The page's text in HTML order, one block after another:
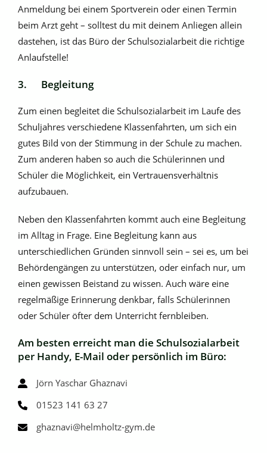
Anmeldung bei einem Sportverein oder einen Termin
beim Arzt geht – solltest du mit deinem Anliegen allein
dastehen, ist das Büro der Schulsozialarbeit die richtige
Anlaufstelle!
3. Begleitung
Zum einen begleitet die Schulsozialarbeit im Laufe des
Schuljahres verschiedene Klassenfahrten, um sich ein
gutes Bild von der Stimmung in der Schule zu machen.
Zum anderen haben so auch die Schülerinnen und
Schüler die Möglichkeit, ein Vertrauensverhältnis
aufzubauen.
Neben den Klassenfahrten kommt auch eine Begleitung
im Alltag in Frage. Eine Begleitung kann aus
unterschiedlichen Gründen sinnvoll sein – sei es, um bei
Behördengängen zu unterstützen, oder einfach nur, um
einen gewissen Beistand zu wissen. Auch wäre eine
regelmäßige Erinnerung denkbar, falls Schülerinnen
oder Schüler öfter dem Unterricht fernbleiben.
Am besten erreicht man die Schulsozialarbeit
per Handy, E-Mail oder persönlich im Büro:
Jörn Yaschar Ghaznavi
01523 141 63 27
ghaznavi@helmholtz-gym.de